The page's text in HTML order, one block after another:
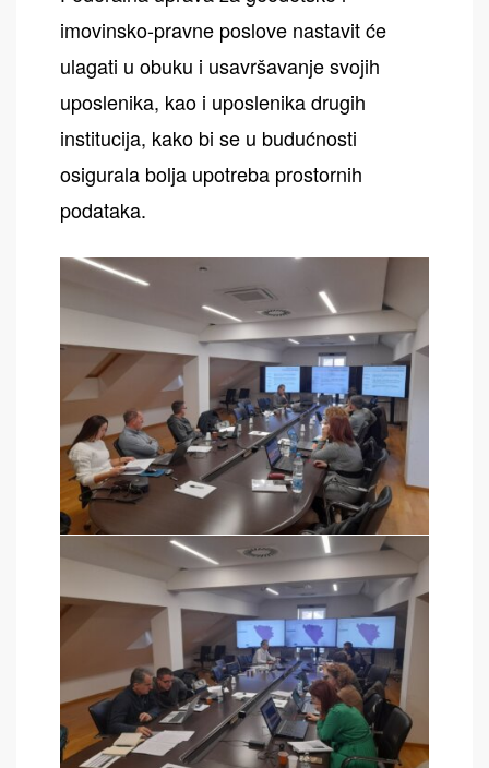
imovinsko-pravne poslove nastavit će
ulagati u obuku i usavršavanje svojih
uposlenika, kao i uposlenika drugih
institucija, kako bi se u budućnosti
osigurala bolja upotreba prostornih
podataka.